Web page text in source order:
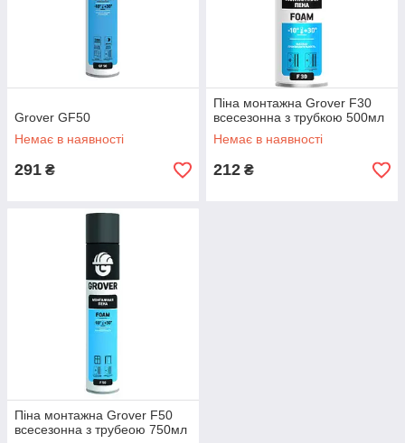
Grover GF50
Немає в наявності
291 ₴
Піна монтажна Grover F30
всесезонна з трубкою 500мл
Немає в наявності
212 ₴
Піна монтажна Grover F50
всесезонна з трубеою 750мл